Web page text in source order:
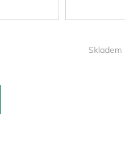
Skladem